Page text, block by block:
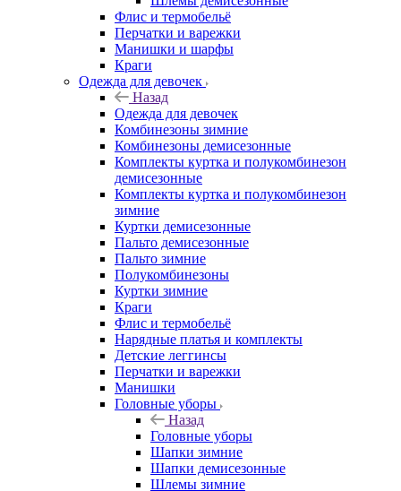
Флис и термобельё
Перчатки и варежки
Манишки и шарфы
Краги
Одежда для девочек
Назад
Одежда для девочек
Комбинезоны зимние
Комбинезоны демисезонные
Комплекты куртка и полукомбинезон
демисезонные
Комплекты куртка и полукомбинезон
зимние
Куртки демисезонные
Пальто демисезонные
Пальто зимние
Полукомбинезоны
Куртки зимние
Краги
Флис и термобельё
Нарядные платья и комплекты
Детские леггинсы
Перчатки и варежки
Манишки
Головные уборы
Назад
Головные уборы
Шапки зимние
Шапки демисезонные
Шлемы зимние